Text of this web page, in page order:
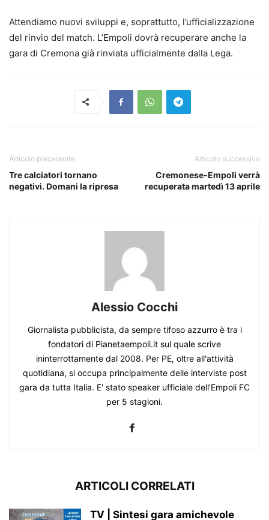
Attendiamo nuovi sviluppi e, soprattutto, l’ufficializzazione
del rinvio del match. L’Empoli dovrà recuperare anche la
gara di Cremona già rinviata ufficialmente dalla Lega.
Articolo precedente
Tre calciatori tornano
negativi. Domani la ripresa
Articolo successivo
Cremonese-Empoli verrà
recuperata martedì 13 aprile
Alessio Cocchi
Giornalista pubblicista, da sempre tifoso azzurro è tra i
fondatori di Pianetaempoli.it sul quale scrive
ininterrottamente dal 2008. Per PE, oltre all'attività
quotidiana, si occupa principalmente delle interviste post
gara da tutta Italia. E' stato speaker ufficiale dell'Empoli FC
per 5 stagioni.
ARTICOLI CORRELATI
TV | Sintesi gara amichevole